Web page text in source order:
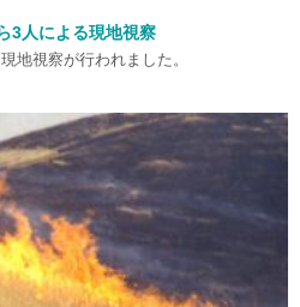
3人による現地視察
地視察が行われました。